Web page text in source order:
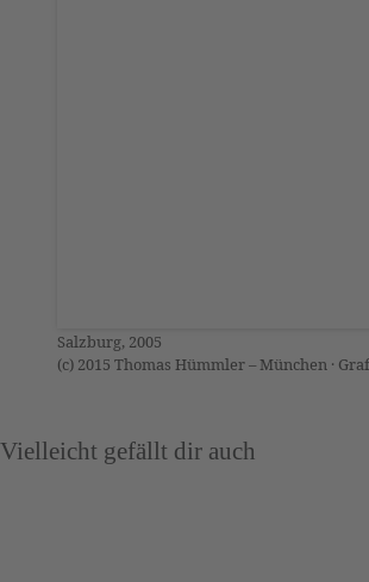
Salzburg, 2005
(c) 2015 Thomas Hümmler – München ·
Vielleicht gefällt dir auch